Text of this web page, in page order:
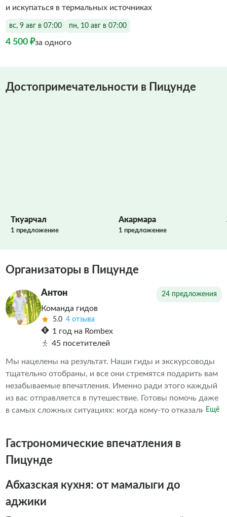
и искупаться в термальных источниках
вс, 9 авг в 07:00 пн, 10 авг в 07:00
4 500 ₽за одного
Достопримечательности в Пицунде
Ткуарчал
1 предложение
Акармара
1 предложение
Организаторы в Пицунде
Антон 24 предложения
Команда гидов
5.0 4 отзыва
1 год на Rombex
45 посетителей
Мы нацелены на результат. Наши гиды и экскурсоводы
тщательно отобраны, и все они стремятся подарить вам
незабываемые впечатления. Именно ради этого каждый
из вас отправляется в путешествие. Готовы помочь даже
в самых сложных ситуациях: когда кому-то отказали в
организаторами. Делаем всё возможное, чтобы наши
клиенты остались довольны. А дальше выбор за вами
Ещё
Гастрономические впечатления в
Пицунде
Абхазская кухня: от мамалыги до
аджики